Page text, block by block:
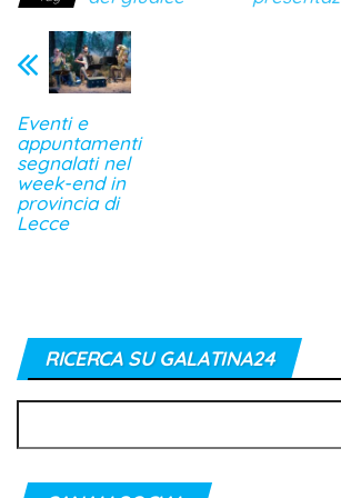
Eventi e
appuntamenti
segnalati nel
week-end in
provincia di
Lecce
RICERCA SU GALATINA24
per: